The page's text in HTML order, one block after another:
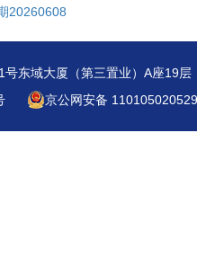
20260608
东域大厦（第三置业）A座19
京公网安备